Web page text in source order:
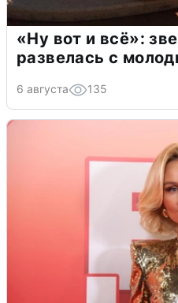
«Ну вот и всё»:
развелась с
6 августа 135